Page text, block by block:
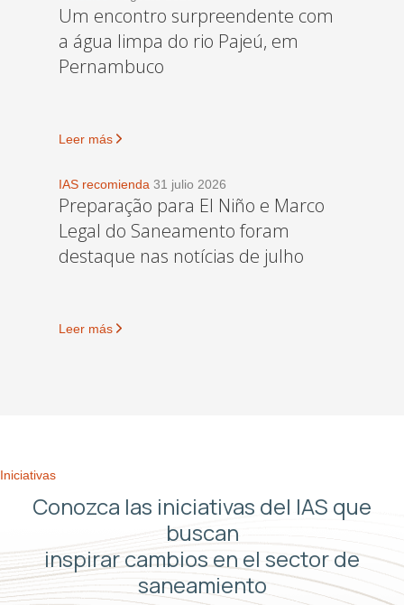
Um encontro surpreendente com
a água limpa do rio Pajeú, em
Pernambuco
Leer más
IAS recomienda 31 julio 2026
Preparação para El Niño e Marco
Legal do Saneamento foram
destaque nas notícias de julho
Leer más
Iniciativas
Conozca las iniciativas del IAS que
buscan
inspirar cambios en el sector de
saneamiento